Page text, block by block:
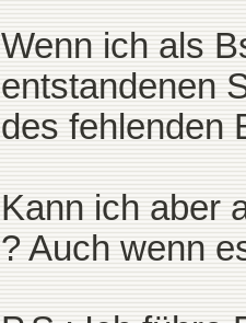
Wenn ich als
entstandenen
des fehlenden
Kann ich aber
? Auch wenn